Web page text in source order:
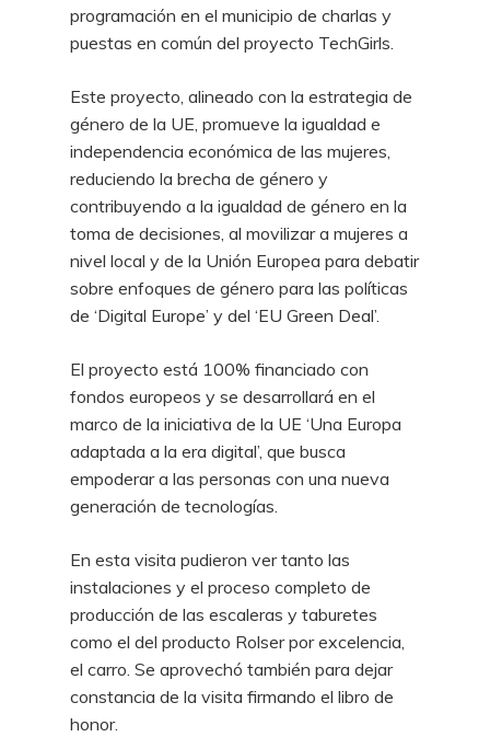
programación en el municipio de charlas y
puestas en común del proyecto TechGirls.
Este proyecto, alineado con la estrategia de
género de la UE, promueve la igualdad e
independencia económica de las mujeres,
reduciendo la brecha de género y
contribuyendo a la igualdad de género en la
toma de decisiones, al movilizar a mujeres a
nivel local y de la Unión Europea para debatir
sobre enfoques de género para las políticas
de ‘Digital Europe’ y del ‘EU Green Deal’.
El proyecto está 100% financiado con
fondos europeos y se desarrollará en el
marco de la iniciativa de la UE ‘Una Europa
adaptada a la era digital’, que busca
empoderar a las personas con una nueva
generación de tecnologías.
En esta visita pudieron ver tanto las
instalaciones y el proceso completo de
producción de las escaleras y taburetes
como el del producto Rolser por excelencia,
el carro. Se aprovechó también para dejar
constancia de la visita firmando el libro de
honor.